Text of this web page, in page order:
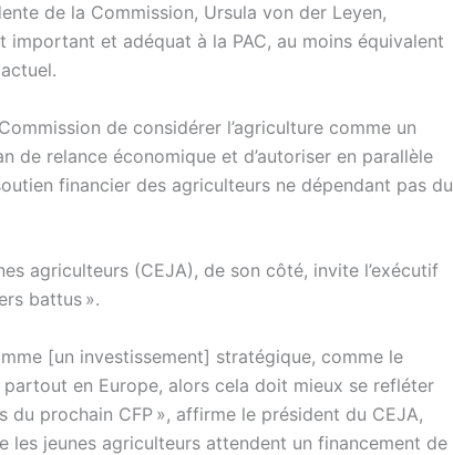
de la Commission, Ursula von der Leyen,
important et adéquat à la PAC, au moins équivalent
de considérer l’agriculture comme un
de relance économique et d’autoriser en parallèle
financier des agriculteurs ne dépendant pas du
agriculteurs (CEJA), de son côté, invite l’exécutif
battus ».
[un investissement] stratégique, comme le
en Europe, alors cela doit mieux se refléter
du prochain CFP », affirme le président du CEJA,
les jeunes agriculteurs attendent un financement de